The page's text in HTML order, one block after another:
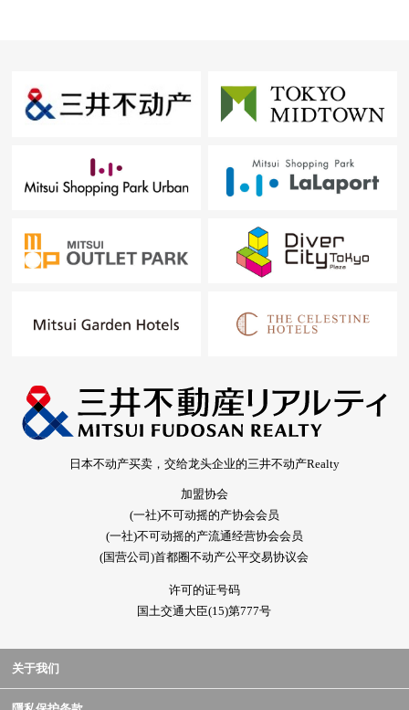
日本不动产买卖，交给龙头企业的三井不动产Realty
加盟协会
(一社)不可动摇的产协会会员
(一社)不可动摇的产流通经营协会会员
(国营公司)首都圈不动产公平交易协议会
许可的证号码
国土交通大臣(15)第777号
关于我们